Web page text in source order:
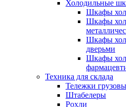
Холодильные
Шкафы
Шкафы
Шкафы
дверьми
Шкафы
Техника для склада
Тележки
Штабелеры
Рохли